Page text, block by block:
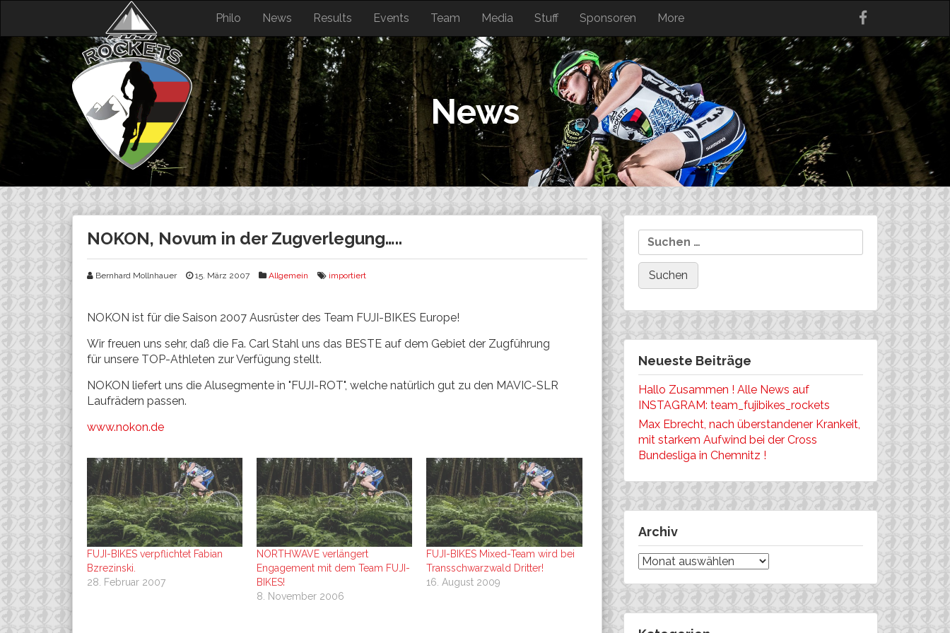
content
Philo News Results Events Team Media Stuff Sponsoren More
News
NOKON, Novum in der Zugverlegung…..
Bernhard Mollnhauer 15. März 2007 Allgemein importiert
NOKON ist für die Saison 2007 Ausrüster des Team FUJI-BIKES Europe!
Wir freuen uns sehr, daß die Fa. Carl Stahl uns das BESTE auf dem Gebiet der Zugführung
für unsere TOP-Athleten zur Verfügung stellt.
NOKON liefert uns die Alusegmente in "FUJI-ROT", welche natürlich gut zu den MAVIC-SLR
Laufrädern passen.
www.nokon.de
FUJI-BIKES verpflichtet Fabian
Bzrezinski.
28. Februar 2007
NORTHWAVE verlängert
Engagement mit dem Team FUJI-
BIKES!
8. November 2006
FUJI-BIKES Mixed-Team wird bei
Transschwarzwald Dritter!
16. August 2009
Suchen
nach:
Neueste Beiträge
Hallo Zusammen ! Alle News auf
INSTAGRAM: team_fujibikes_rockets
Max Ebrecht, nach überstandener Krankeit,
mit starkem Aufwind bei der Cross
Bundesliga in Chemnitz !
Archiv
Archiv